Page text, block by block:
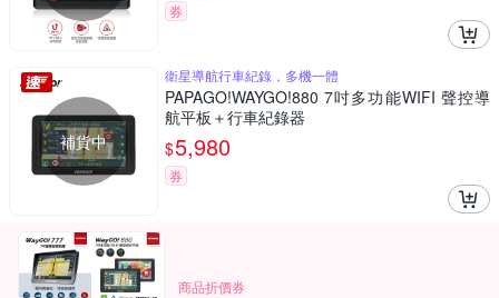
券
補貨中
衛星導航行車紀錄，多機一體
PAPAGO!WAYGO!880 7吋多功能WIFI 聲控導
航平板＋行車紀錄器
$5,980
券
商品折價券